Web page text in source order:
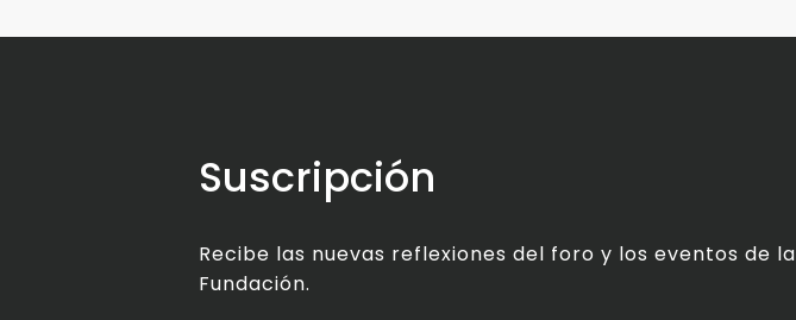
Suscripción
Recibe las nuevas reflexiones del foro y los eventos de la
Fundación.